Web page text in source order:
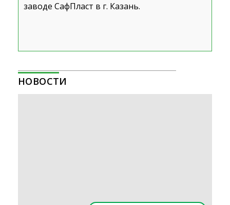
НОВОСТИ
заводе СафПласт в г. Казань.